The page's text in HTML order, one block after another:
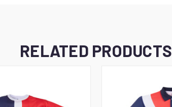
RELATED PRODUCTS